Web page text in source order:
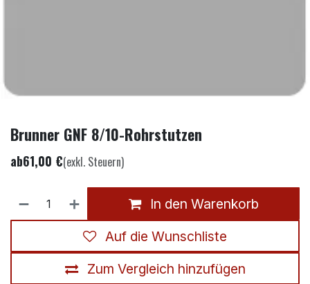
Brunner GNF 8/10-Rohrstutzen
ab61,00 €(exkl. Steuern)
In den Warenkorb
Zum Vergleich hinzufügen
Auf die Wunschliste